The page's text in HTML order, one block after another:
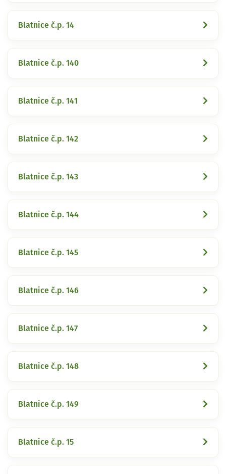
Blatnice č.p. 14
Blatnice č.p. 140
Blatnice č.p. 141
Blatnice č.p. 142
Blatnice č.p. 143
Blatnice č.p. 144
Blatnice č.p. 145
Blatnice č.p. 146
Blatnice č.p. 147
Blatnice č.p. 148
Blatnice č.p. 149
Blatnice č.p. 15